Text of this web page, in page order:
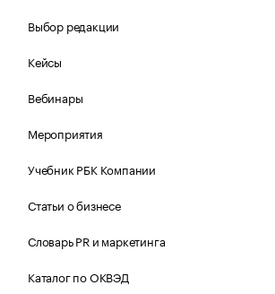
Выбор редакции
Кейсы
Вебинары
Мероприятия
Учебник РБК Компании
Статьи о бизнесе
Словарь PR и маркетинга
Каталог по ОКВЭД